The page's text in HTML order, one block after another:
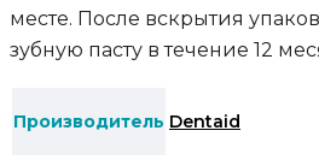
месте. После вскрытия
зубную пасту в течение 12
Производитель Dentaid